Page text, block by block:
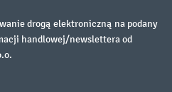
drogą elektroniczną na podany
handlowej/newslettera od